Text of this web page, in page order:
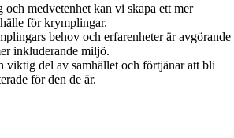
medvetenhet kan vi skapa ett mer
för krymplingar.
behov och erfarenheter är avgörande
inkluderande miljö.
viktig del av samhället och förtjänar att bli
för den de är.